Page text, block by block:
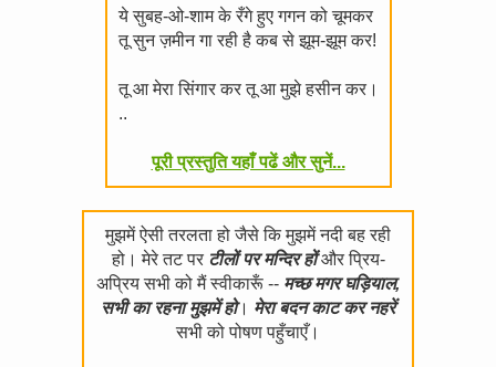
ये सुबह-ओ-शाम के रँगे हुए गगन को चूमकर
तू सुन ज़मीन गा रही है कब से झूम-झूम कर!
तू आ मेरा सिंगार कर तू आ मुझे हसीन कर।
..
पूरी प्रस्तुति यहाँ पढें और सुनें...
मुझमें ऐसी तरलता हो जैसे कि मुझमें नदी बह रही
हो। मेरे तट पर टीलों पर मन्दिर होंऔर प्रिय-
अप्रिय सभी को मैं स्वीकारूँ -- मच्छ मगर घड़ियाल,
सभी का रहना मुझमें हो। मेरा बदन काट कर नहरें
सभी को पोषण पहुँचाएँ।